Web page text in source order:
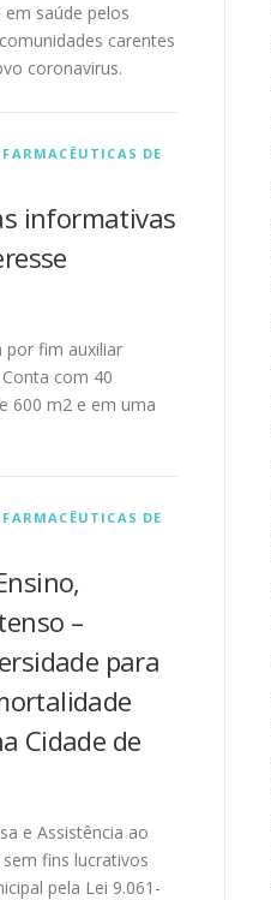
saúde pelos
carentes
coronavirus.
DE
informativas
por fim auxiliar
com 40
600 m2 e em uma
DE
–
para
Cidade de
e Assistência ao
fins lucrativos
pela Lei 9.061-